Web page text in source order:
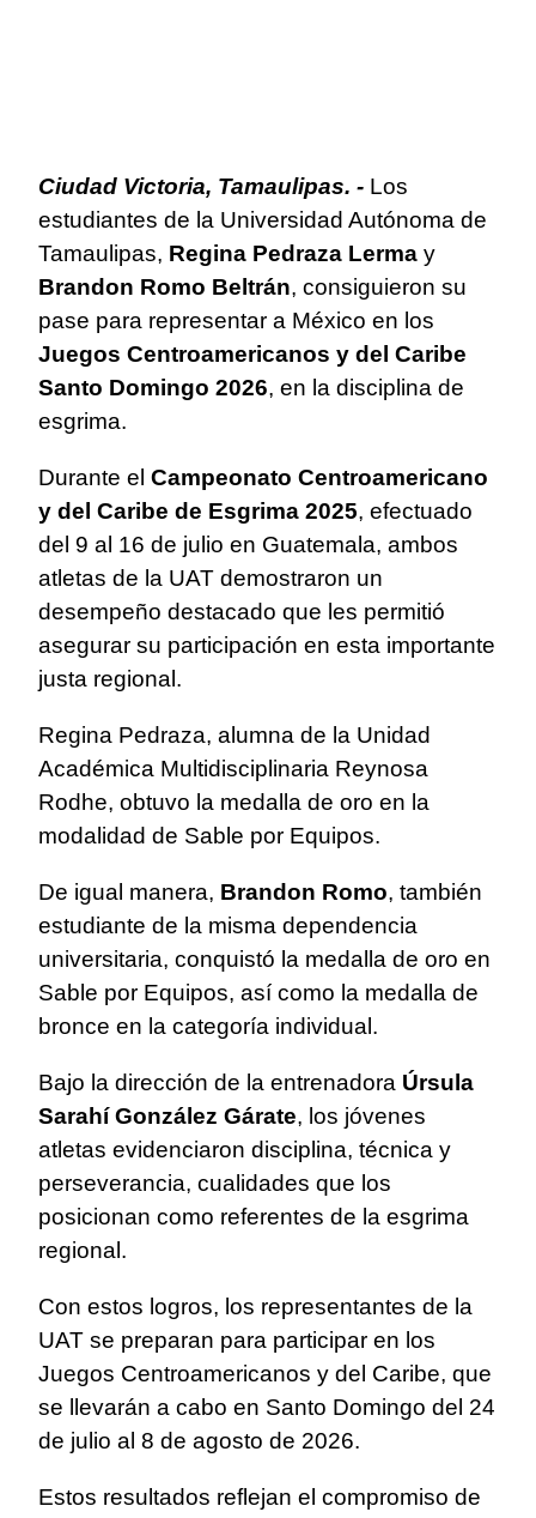
Ciudad Victoria, Tamaulipas. - Los
estudiantes de la Universidad Autónoma de
Tamaulipas, Regina Pedraza Lerma y
Brandon Romo Beltrán, consiguieron su
pase para representar a México en los
Juegos Centroamericanos y del Caribe
Santo Domingo 2026, en la disciplina de
esgrima.
Durante el Campeonato Centroamericano
y del Caribe de Esgrima 2025, efectuado
del 9 al 16 de julio en Guatemala, ambos
atletas de la UAT demostraron un
desempeño destacado que les permitió
asegurar su participación en esta importante
justa regional.
Regina Pedraza, alumna de la Unidad
Académica Multidisciplinaria Reynosa
Rodhe, obtuvo la medalla de oro en la
modalidad de Sable por Equipos.
De igual manera, Brandon Romo, también
estudiante de la misma dependencia
universitaria, conquistó la medalla de oro en
Sable por Equipos, así como la medalla de
bronce en la categoría individual.
Bajo la dirección de la entrenadora Úrsula
Sarahí González Gárate, los jóvenes
atletas evidenciaron disciplina, técnica y
perseverancia, cualidades que los
posicionan como referentes de la esgrima
regional.
Con estos logros, los representantes de la
UAT se preparan para participar en los
Juegos Centroamericanos y del Caribe, que
se llevarán a cabo en Santo Domingo del 24
de julio al 8 de agosto de 2026.
Estos resultados reflejan el compromiso de